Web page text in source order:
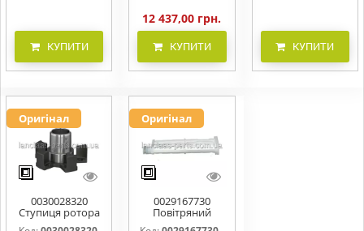
КУПИТИ
12 437,00 грн.
КУПИТИ КУПИТИ
Оригінал
0030028320
Ступиця ротора
CLAAS
Оригінал
0029167730
Повітряний
фільтр бака